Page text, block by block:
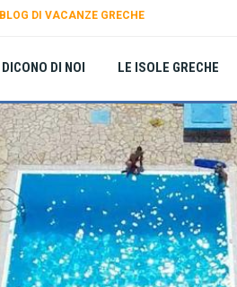
BLOG DI VACANZE GRECHE
DICONO DI NOI LE ISOLE GRECHE